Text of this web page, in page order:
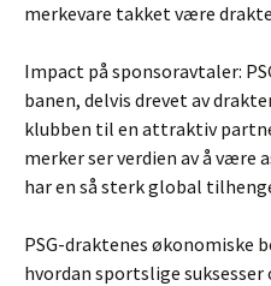
merkevare takket være
Impact på sponsoravtaler:
banen, delvis drevet av
klubben til en attraktiv
merker ser verdien av å være
har en så sterk global
PSG-draktenes økonomiske
hvordan sportslige